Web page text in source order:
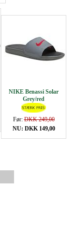
NIKE Benassi Solar
Grey/red
Før:DKK 249,00
NU: DKK 149,00